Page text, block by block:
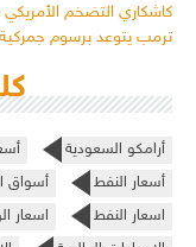
كاشكاري التضخم
ترمب يتوعد برسوم جمركية 100% على فارضي الضرائب الرقمية
أرامكو السعودية
أسعار النفط
أسواق
اسعار النفط
اسعار